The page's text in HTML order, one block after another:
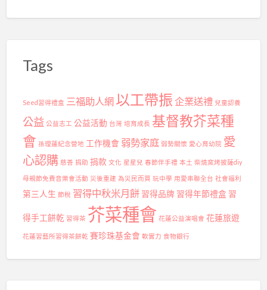
Tags
Seed習得禮盒 三福助人網 以工帶振 企業送禮 兒童認養
公益 公益志工 公益活動 台灣 培育成長 基督教芥菜種
會 孫理蓮紀念營地 工作機會 弱勢家庭 弱勢關懷 愛心育幼院 愛
心認購 慈善 捐助 捐款 文化 星星兒 春節伴手禮 本土 柴燒窯烤披薩diy
母親節免費音樂會活動 災後重建 為災民而買 玩中學 用愛串聯全台 社會福利
第三人生 節稅 習得中秋米月餅 習得品牌 習得年節禮盒 習
得手工餅乾 習得茶 芥菜種會 花蓮公益演唱會 花蓮旅遊
花蓮習藝所習得茶餅乾 賽珍珠基金會 軟實力 食物銀行